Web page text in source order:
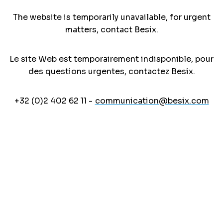
The website is temporarily unavailable, for urgent
matters, contact Besix.
Le site Web est temporairement indisponible, pour
des questions urgentes, contactez Besix.
+32 (0)2 402 62 11 - communication@besix.com